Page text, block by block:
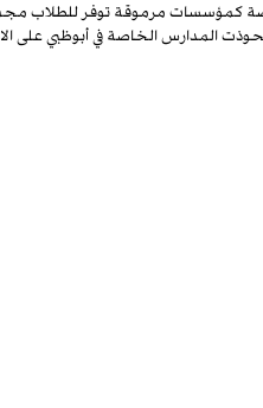
كمؤسسات مرموقة توفر للطلاب
المدارس الخاصة في أبوظبي على